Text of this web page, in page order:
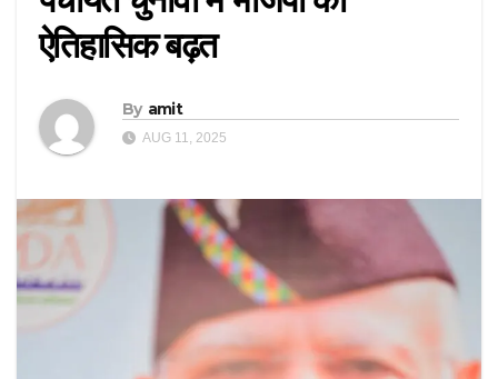
ऐतिहासिक बढ़त
By amit
AUG 11, 2025